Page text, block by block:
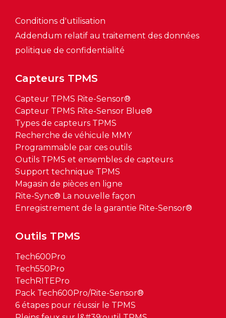
Capteurs TPMS
Capteur TPMS Rite-Sensor®
Capteur TPMS Rite-Sensor Blue®
Types de capteurs TPMS
Recherche de véhicule MMY
Programmable par ces outils
Outils TPMS et ensembles de capteurs
Support technique TPMS
Magasin de pièces en ligne
Rite-Sync® La nouvelle façon
Enregistrement de la garantie Rite-Sensor®
Outils TPMS
Tech600Pro
Tech550Pro
TechRITEPro
Pack Tech600Pro/Rite-Sensor®
6 étapes pour réussir le TPMS
Conditions d'utilisation
Addendum relatif au traitement des données
politique de confidentialité